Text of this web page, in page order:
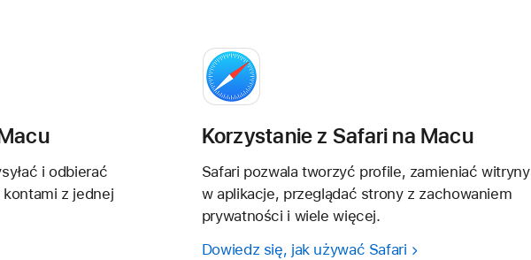
i odbierać
z jednej
Korzystanie z Safari na Macu
Safari pozwala tworzyć profile, zamieniać witryny
w aplikacje, przeglądać strony z zachowaniem
prywatności i wiele więcej.
Dowiedz się, jak używać Safari